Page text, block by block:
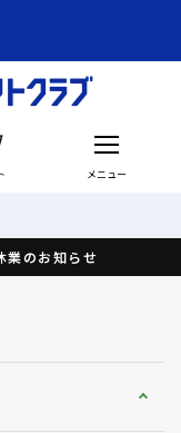
メニュー
のお知らせ